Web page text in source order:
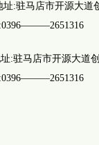
驻马店市开源大道创
马店市开源大道创